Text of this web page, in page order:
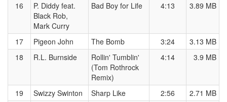
16
P. Diddy feat.
Black Rob,
Mark Curry
Bad Boy for Life 4:13 3.89 MB
17 Pigeon John The Bomb 3:24
3.13 MB
18
R.L. Burnside
Rollin' Tumblin'
(Tom Rothrock
Remix)
4:14 3.9 MB
19 Swizzy Swinton Sharp Like 2:56
2.71 MB